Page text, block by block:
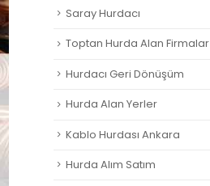
Saray Hurdacı
Toptan Hurda Alan Firmalar
Hurdacı Geri Dönüşüm
Hurda Alan Yerler
Kablo Hurdası Ankara
Hurda Alım Satım